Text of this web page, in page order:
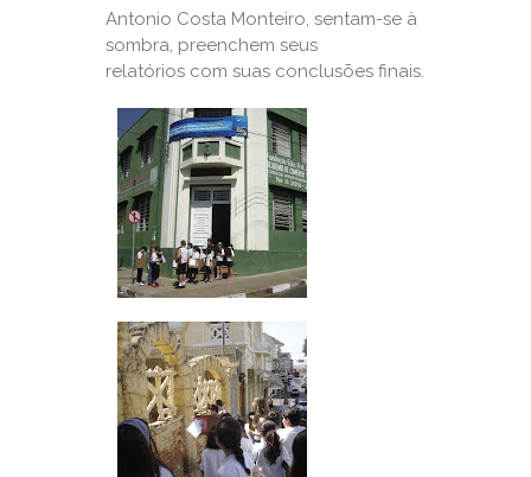
Antonio Costa Monteiro, sentam-se à
sombra, preenchem seus
relatórios com suas conclusões finais.